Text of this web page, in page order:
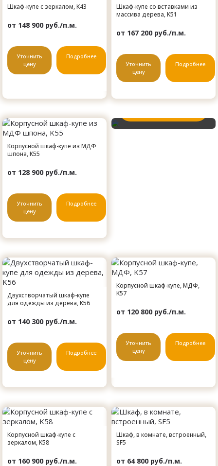
Шкаф-купе с зеркалом, K43
от 148 900 руб./п.м.
Уточнить
цену
Подробнее
Шкаф-купе со вставками из
массива дерева, K51
от 167 200 руб./п.м.
Уточнить
цену
Подробнее
Корпусной шкаф-купе из МДФ
шпона, K55
от 128 900 руб./п.м.
Уточнить
цену
Подробнее
то вы можете
отправить его нам для
предварительной
Двухстворчатый шкаф-купе
для одежды из дерева, K56
от 140 300 руб./п.м.
Уточнить
цену
Подробнее
Корпусной шкаф-купе, МДФ,
K57
от 120 800 руб./п.м.
Уточнить
цену
Подробнее
Корпусной шкаф-купе с
зеркалом, K58
от 160 900 руб./п.м.
Шкаф, в комнате, встроенный,
SF5
от 64 800 руб./п.м.